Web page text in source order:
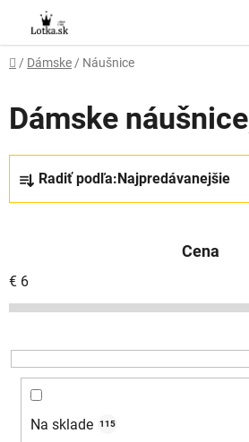
obsah
Domov
/ Dámske / Náušnice
Dámske náušnice
i
e
r
o
Radiť podľa: Najpredávanejšie
Cena
€ 6
Na sklade 115